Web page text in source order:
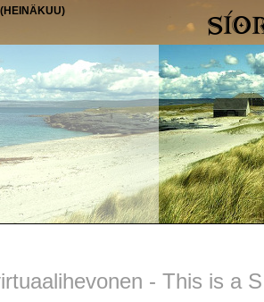
- This is a